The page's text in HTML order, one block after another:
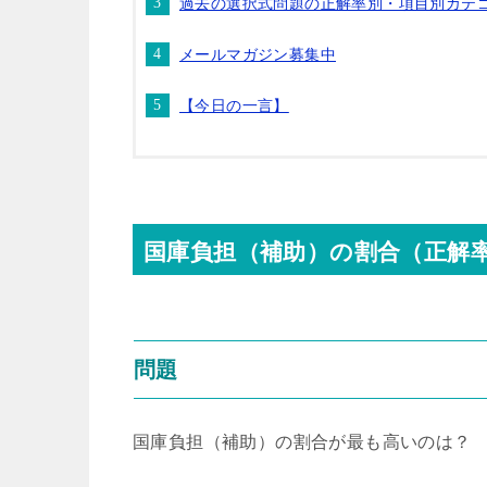
メールマガジン募集中
【今日の一言】
国庫負担（補助）の割合（正解
問題
国庫負担（補助）の割合が最も高いのは？